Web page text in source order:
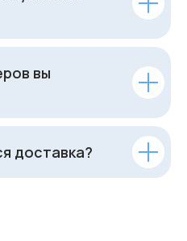
вы
доставка?